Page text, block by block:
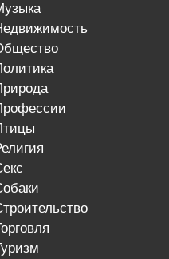
музыка
недвижимость
общество
политика
природа
профессии
птицы
религия
секс
собаки
строительство
торговля
туризм